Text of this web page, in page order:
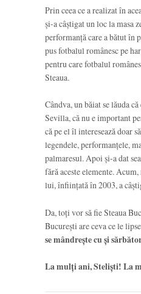
Prin ceea ce a realizat în
și-a câștigat un loc la masa
performanță care a bătut în
pus fotbalul românesc pe
pentru care fotbalul
Steaua.
Cândva, un băiat se lăuda
Sevilla, că nu e important
că pe el îl interesează doar
legendele, performanțele,
palmaresul. Apoi și-a dat
fără aceste elemente.
lui, înființată în 2003, a
Da, toți vor să fie Steaua
București are ceva ce le
se mândrește cu și
La mulți ani, Steliști! La